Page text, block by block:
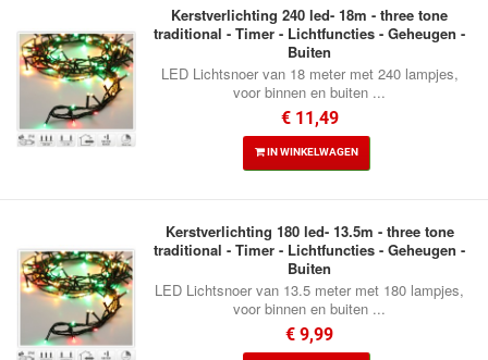
Kerstverlichting 240 led- 18m - three tone
traditional - Timer - Lichtfuncties - Geheugen -
Buiten
LED Lichtsnoer van 18 meter met 240 lampjes,
voor binnen en buiten ...
€ 11,49
IN WINKELWAGEN
Kerstverlichting 180 led- 13.5m - three tone
traditional - Timer - Lichtfuncties - Geheugen -
Buiten
LED Lichtsnoer van 13.5 meter met 180 lampjes,
voor binnen en buiten ...
€ 9,99